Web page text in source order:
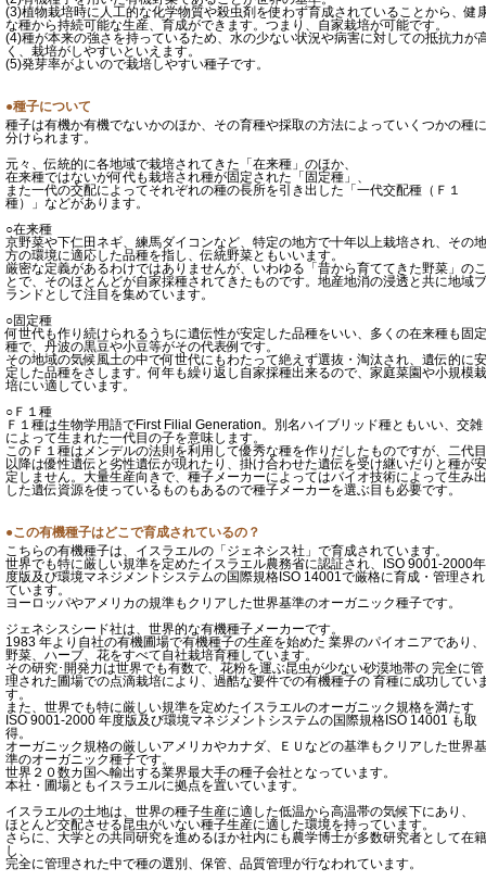
(3)植物栽培時に人工的な化学物質や殺虫剤を使わず育成されていることから、健
な種から持続可能な生産、育成ができます。つまり、自家栽培が可能です。
(4)種が本来の強さを持っているため、水の少ない状況や病害に対しての抵抗力が
く、栽培がしやすいといえます。
(5)発芽率がよいので栽培しやすい種子です。
●種子について
種子は有機か有機でないかのほか、その育種や採取の方法によっていくつかの種に
分けられます。
元々、伝統的に各地域で栽培されてきた「在来種」のほか、
在来種ではないが何代も栽培され種が固定された「固定種」、
また一代の交配によってそれぞれの種の長所を引き出した「一代交配種（Ｆ１
種）」などがあります。
○在来種
京野菜や下仁田ネギ、練馬ダイコンなど、特定の地方で十年以上栽培され、その地
方の環境に適応した品種を指し、伝統野菜ともいいます。
厳密な定義があるわけではありませんが、いわゆる「昔から育ててきた野菜」のこ
とで、そのほとんどが自家採種されてきたものです。地産地消の浸透と共に地域ブ
ランドとして注目を集めています。
○固定種
何世代も作り続けられるうちに遺伝性が安定した品種をいい、多くの在来種も固定
種で、丹波の黒豆や小豆等がその代表例です。
その地域の気候風土の中で何世代にもわたって絶えず選抜・淘汰され、遺伝的に安
定した品種をさします。何年も繰り返し自家採種出来るので、家庭菜園や小規模栽
培にい適しています。
○Ｆ１種
Ｆ１種は生物学用語でFirst Filial Generation。別名ハイブリッド種ともいい、交雑
によって生まれた一代目の子を意味します。
このＦ１種はメンデルの法則を利用して優秀な種を作りだしたものですが、二代目
以降は優性遺伝と劣性遺伝が現れたり、掛け合わせた遺伝を受け継いだりと種が安
定しません。大量生産向きで、種子メーカーによってはバイオ技術によって生み出
した遺伝資源を使っているものもあるので種子メーカーを選ぶ目も必要です。
●この有機種子はどこで育成されているの？
こちらの有機種子は、イスラエルの「ジェネシス社」で育成されています。
世界でも特に厳しい規準を定めたイスラエル農務省に認証され、ISO 9001-2000年
度版及び環境マネジメントシステムの国際規格ISO 14001で厳格に育成・管理され
ています。
ヨーロッパやアメリカの規準もクリアした世界基準のオーガニック種子です。
ジェネシスシード社は、世界的な有機種子メーカーです。
1983 年より自社の有機圃場で有機種子の生産を始めた 業界のパイオニアであり、
野菜、ハーブ、花をすべて自社栽培育種しています。
その研究･開発力は世界でも有数で、花粉を運ぶ昆虫が少ない砂漠地帯の 完全に管
理された圃場での点滴栽培により、過酷な要件での有機種子の 育種に成功してい
す。
また、世界でも特に厳しい規準を定めたイスラエルのオーガニック規格を満たす
ISO 9001-2000 年度版及び環境マネジメントシステムの国際規格ISO 14001 も取
得。
オーガニック規格の厳しいアメリカやカナダ、ＥＵなどの基準もクリアした世界基
準のオーガニック種子です。
世界２０数カ国へ輸出する業界最大手の種子会社となっています。
本社・圃場ともイスラエルに拠点を置いています。
イスラエルの土地は、世界の種子生産に適した低温から高温帯の気候下にあり、
ほとんど交配させる昆虫がいない種子生産に適した環境を持っています。
さらに、大学との共同研究を進めるほか社内にも農学博士が多数研究者として在籍
し、
完全に管理された中で種の選別、保管、品質管理が行なわれています。